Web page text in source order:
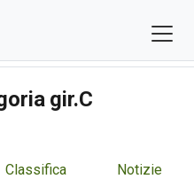
gir.C
Classifica Notizie